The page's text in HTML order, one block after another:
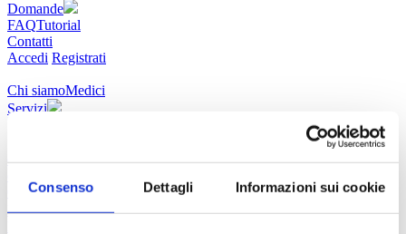
Consenso Dettagli Informazioni sui cookie
Domande
FAQTutorial
Contatti
Accedi Registrati
Chi siamoMedici
Servizi
Valutazione
esamiRichiesta valutazione Consulenza chirurgicaRichiedi un
Centri convenzionati
Domande